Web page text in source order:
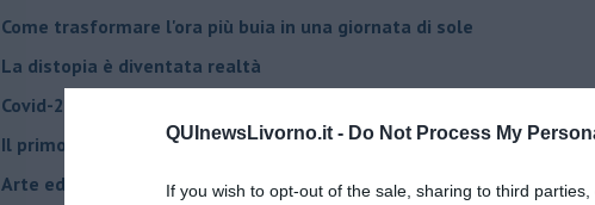
QUInewsLivorno.it - Do Not Process My
If you wish to opt-out of the sale, sharing to third
Come trasformare l'ora più buia in una giornata di sole
​La distopia è diventata realtà
Covid-2019, credere è potere
Il primo vertice antimafia nella Lomellina
Arte ed illegalità